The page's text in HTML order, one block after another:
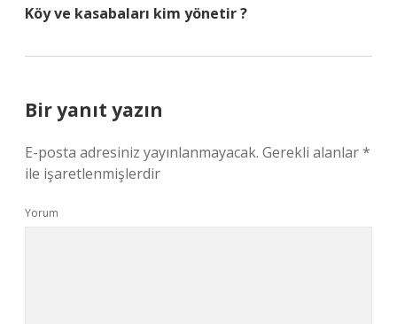
Köy ve kasabaları kim yönetir ?
Bir yanıt yazın
E-posta adresiniz yayınlanmayacak. Gerekli alanlar*
ile işaretlenmişlerdir
Yorum